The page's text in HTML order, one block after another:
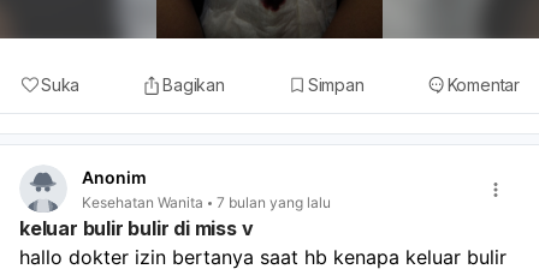
Suka Bagikan Simpan Komentar
Anonim
Kesehatan Wanita 7 bulan yang lalu
keluar bulir bulir di miss v
hallo dokter izin bertanya saat hb kenapa keluar bulir